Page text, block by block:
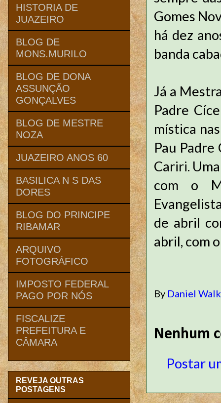
Gomes
há dez
banda
Já a
Padre
mística
Pau
Cariri.
com o
de abril
abril, com
By Daniel
Nenhum
Postar
HISTORIA DE
JUAZEIRO
BLOG DE
MONS.MURILO
BLOG DE DONA
ASSUNÇÃO
GONÇALVES
BLOG DE MESTRE
NOZA
JUAZEIRO ANOS 60
BASILICA N S DAS
DORES
BLOG DO PRINCIPE
RIBAMAR
ARQUIVO
FOTOGRÁFICO
IMPOSTO FEDERAL
PAGO POR NÓS
FISCALIZE
PREFEITURA E
CÂMARA
REVEJA OUTRAS
POSTAGENS